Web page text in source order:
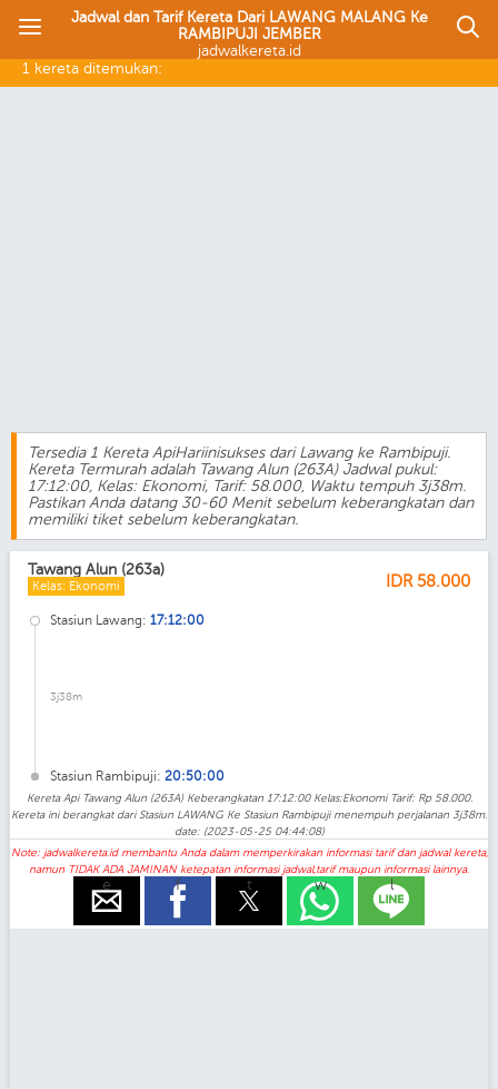
Jadwal dan Tarif Kereta Dari LAWANG MALANG Ke
RAMBIPUJI JEMBER
jadwalkereta.id
1 kereta ditemukan:
Tersedia 1 Kereta ApiHariinisukses dari Lawang ke Rambipuji.
Kereta Termurah adalah Tawang Alun (263A) Jadwal pukul:
17:12:00, Kelas: Ekonomi, Tarif: 58.000, Waktu tempuh 3j38m.
Pastikan Anda datang 30-60 Menit sebelum keberangkatan dan
memiliki tiket sebelum keberangkatan.
Tawang Alun (263a)
Kelas: Ekonomi IDR 58.000
Stasiun Lawang: 17:12:00
3j38m
Stasiun Rambipuji: 20:50:00
Kereta Api Tawang Alun (263A) Keberangkatan 17:12:00 Kelas:Ekonomi Tarif: Rp 58.000.
Kereta ini berangkat dari Stasiun LAWANG Ke Stasiun Rambipuji menempuh perjalanan 3j38m.
date: (2023-05-25 04:44:08)
Note: jadwalkereta.id membantu Anda dalam memperkirakan informasi tarif dan jadwal kereta,
namun TIDAK ADA JAMINAN ketepatan informasi jadwal,tarif maupun informasi lainnya.
e f t w l